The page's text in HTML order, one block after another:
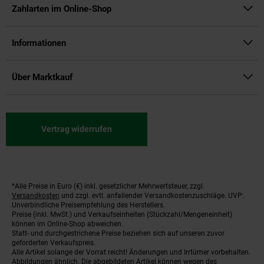
Zahlarten im Online-Shop
Informationen
Über Marktkauf
Vertrag widerrufen
Fußnoten
*Alle Preise in Euro (€) inkl. gesetzlicher Mehrwertsteuer, zzgl.
Versandkosten und zzgl. evtl. anfallender Versandkostenzuschläge. UVP:
Unverbindliche Preisempfehlung des Herstellers.
Preise (inkl. MwSt.) und Verkaufseinheiten (Stückzahl/Mengeneinheit)
können im Online-Shop abweichen.
Statt- und durchgestrichene Preise beziehen sich auf unseren zuvor
geforderten Verkaufspreis.
Alle Artikel solange der Vorrat reicht! Änderungen und Irrtümer vorbehalten.
Abbildungen ähnlich. Die abgebildeten Artikel können wegen des